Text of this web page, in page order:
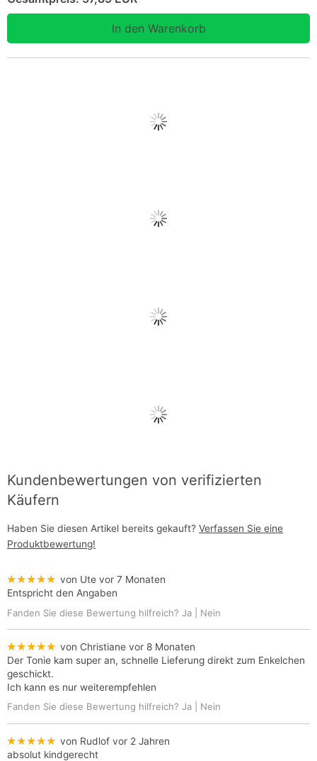
Kundenbewertungen von verifizierten
Käufern
Haben Sie diesen Artikel bereits gekauft? Verfassen Sie eine
Produktbewertung!
★★★★★ von Ute vor 7 Monaten
Entspricht den Angaben
Fanden Sie diese Bewertung hilfreich? Ja Nein
★★★★★ von Christiane vor 8 Monaten
Der Tonie kam super an, schnelle Lieferung direkt zum Enkelchen
geschickt.
Ich kann es nur weiterempfehlen
Fanden Sie diese Bewertung hilfreich? Ja Nein
★★★★★ von Rudlof vor 2 Jahren
absolut kindgerecht